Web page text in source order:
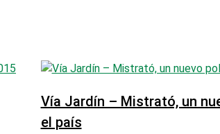
Vía Jardín – Mistrató, un
el país